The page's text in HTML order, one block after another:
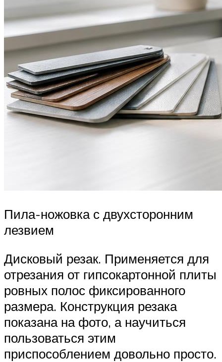
Пила-ножовка с двухсторонним
лезвием
Дисковый резак. Применяется для
отрезания от гипсокартонной плиты
ровных полос фиксированного
размера. Конструкция резака
показана на фото, а научиться
пользоваться этим
приспособлением довольно просто.